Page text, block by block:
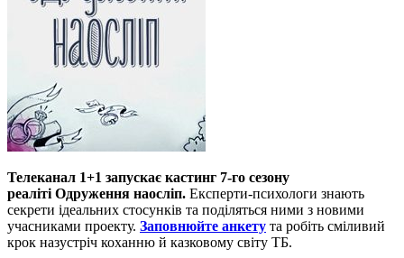
Телеканал 1+1 запускає кастинг 7-го сезону
реаліті Одруження наосліп. Експерти-психологи знають
секрети ідеальних стосунків та поділяться ними з новими
учасниками проекту. Заповнюйте анкету та робіть сміливий
крок назустріч коханню й казковому світу ТБ.